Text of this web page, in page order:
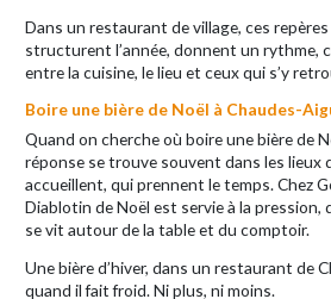
Dans un restaurant de village, ces
structurent l’année, donnent un rythme,
entre la cuisine, le lieu et ceux qui s’y
Boire une bière de Noël à Chaudes-
Quand on cherche où boire une bière de
réponse se trouve souvent dans les
accueillent, qui prennent le temps. Chez
Diablotin de Noël est servie à la pression,
se vit autour de la table et du comptoir.
Une bière d’hiver, dans un restaurant de
quand il fait froid. Ni plus, ni moins.